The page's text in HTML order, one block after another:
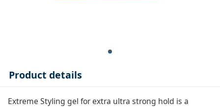
Product details
Extreme Styling gel for extra ultra strong hold is a